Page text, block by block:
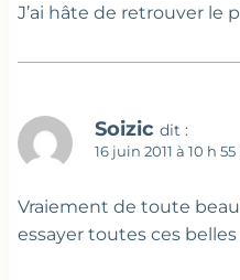
J’ai hâte de retrouver le
Soizic dit :
16 juin 2011 à 10 h
Vraiement de toute
essayer toutes ces